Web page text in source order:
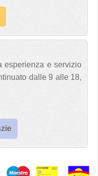
esperienza e servizio
dalle 9 alle 18,